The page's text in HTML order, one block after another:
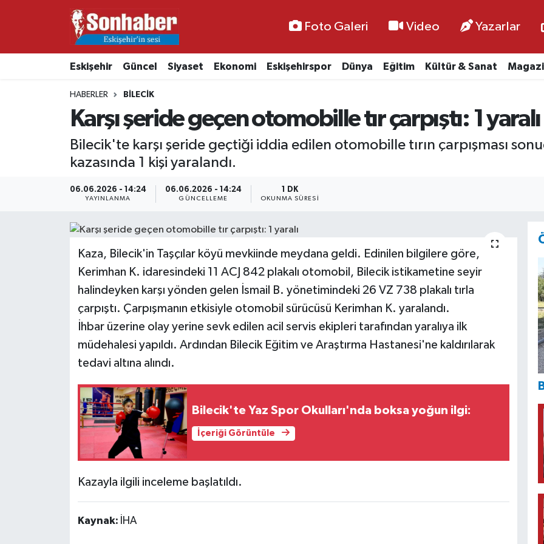
Foto Galeri Video Yazarlar
Eskişehir Güncel Siyaset Ekonomi Eskişehirspor Dünya Eğitim Kültür & Sanat
HABERLER BILECIK
Karşı şeride geçen otomobille tır çarpıştı: 1 yaralı
Bilecik'te karşı şeride geçtiği iddia edilen otomobille tırın çarpışması
kazasında 1 kişi yaralandı.
06.06.2026 - 14:24
YAYINLANMA
06.06.2026 - 14:24
GÜNCELLEME
1 DK
OKUNMA SÜRESI
Kaza, Bilecik'in Taşçılar köyü mevkiinde meydana geldi. Edinilen bilgilere göre,
Kerimhan K. idaresindeki 11 ACJ 842 plakalı otomobil, Bilecik istikametine seyir
halindeyken karşı yönden gelen İsmail B. yönetimindeki 26 VZ 738 plakalı tırla
çarpıştı. Çarpışmanın etkisiyle otomobil sürücüsü Kerimhan K. yaralandı.
İhbar üzerine olay yerine sevk edilen acil servis ekipleri tarafından yaralıya ilk
müdehalesi yapıldı. Ardından Bilecik Eğitim ve Araştırma Hastanesi'ne kaldırılarak
tedavi altına alındı.
Bilecik'te Yaz Spor Okulları'nda boksa yoğun ilgi:
İçeriği Görüntüle
Kazayla ilgili inceleme başlatıldı.
Kaynak: İHA
Ekonomi
Kültür & Sanat
Resmi İlanlar
Nöbetçi Eczaneler
Namaz Vakitleri
Trafik Durumu
Süper Lig Puan Durumu ve Fikstür
Tüm Manşetler
Son Dakika Haberleri